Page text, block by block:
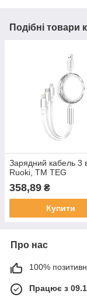
Подібні товари
Зарядний кабель 3
Ruoki, ТМ TEG
358,89 ₴
Купити
Про нас
100%
Працює з